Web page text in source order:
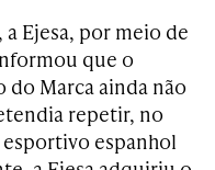
Ejesa, por meio de
que o
Marca ainda não
repetir, no
espanhol